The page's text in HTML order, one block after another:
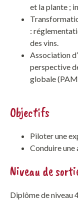
et la plante ;
:
des vins.
Association
perspective
globale
Objectifs
Piloter une
Conduire
Niveau de
Diplôme de niveau